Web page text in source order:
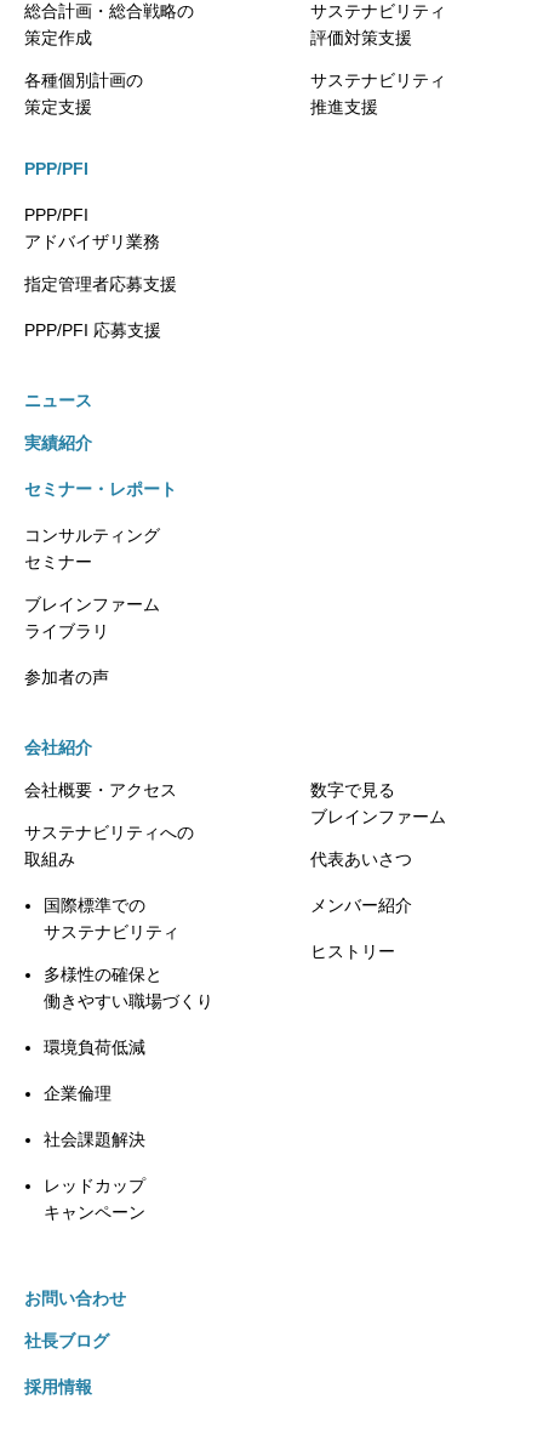
総合計画・総合戦略の
策定作成
各種個別計画の
策定支援
サステナビリティ
評価対策支援
サステナビリティ
推進支援
PPP/PFI
PPP/PFI
アドバイザリ業務
指定管理者応募支援
PPP/PFI 応募支援
ニュース
実績紹介
セミナー・レポート
コンサルティング
セミナー
ブレインファーム
ライブラリ
参加者の声
会社紹介
会社概要・アクセス
サステナビリティへの
取組み
国際標準での
サステナビリティ
多様性の確保と
働きやすい職場づくり
環境負荷低減
企業倫理
社会課題解決
レッドカップ
キャンペーン
数字で見る
ブレインファーム
代表あいさつ
メンバー紹介
ヒストリー
お問い合わせ
社長ブログ
採用情報